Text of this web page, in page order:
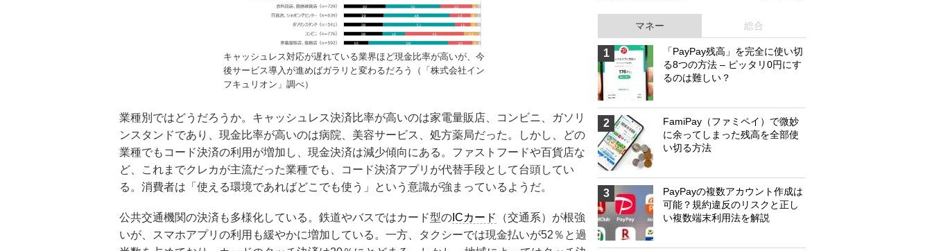
キャッシュレス対応が遅れている業界ほど現金比率が高いが、今
後サービス導入が進めばガラリと変わるだろう（「株式会社イン
フキュリオン」調べ）
業種別ではどうだろうか。キャッシュレス決済比率が高いのは家電量販店、コンビニ、ガソリ
ンスタンドであり、現金比率が高いのは病院、美容サービス、処方薬局だった。しかし、どの
業種でもコード決済の利用が増加し、現金決済は減少傾向にある。ファストフードや百貨店な
ど、これまでクレカが主流だった業種でも、コード決済アプリが代替手段として台頭してい
る。消費者は「使える環境であればどこでも使う」という意識が強まっているようだ。
公共交通機関の決済も多様化している。鉄道やバスではカード型の ICカード
（交通系）が根強
いが、スマホアプリの利用も緩やかに増加している。一方、タクシーでは現金払いが52％と過
マネー 総合
1
「PayPay残高」を完全に使い切
る8つの方法 – ピッタリ0円にす
るのは難しい？
2
FamiPay（ファミペイ）で微妙
に余ってしまった残高を全部使
い切る方法
3
PayPayの複数アカウント作成は
可能？規約違反のリスクと正し
い複数端末利用法を解説